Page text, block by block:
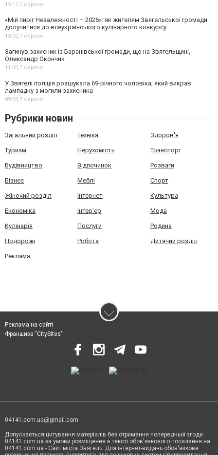
15:17,7 серпня
«Мій пиріг Незалежності – 2026»: як жителям Звягельської громади
долучитися до всеукраїнського кулінарного конкурсу
13:00,7 серпня
Загинув захисник із Баранівської громади, що на Звягельщині,
Олександр Окончик
11:00,7 серпня
У Звягелі поліція розшукала 69-річного чоловіка, який викрав
лампадку з могили захисника
09:00,7 серпня
Рубрики новин
Загальний розділ Техніка Здоров'я
Туризм Нерухомість Транспорт
Будівництво Відпочинок Розваги
Бізнес Меблі Спорт
Жіночий розділ Інтернет Культура
Економіка Інтер'єр Мода
Кулінарія Послуги Родина
Подорожі Робота Дитячий розділ
Реклама
Реклама на сайті
Франшиза "CitySites"
04141.com.ua@gmail.com
Допускається цитування матеріалів без отримання попередньої згоди
04141.com.ua за умови розміщення в тексті обов'язкового посилання на
04141.com.ua - Сайт міста Звягель. Для інтернет-видань обов'язкове